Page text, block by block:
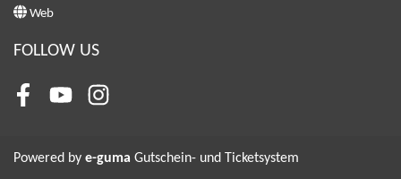
Web
FOLLOW US
FacebookYoutubeInstagram
Powered by e-guma Gutschein- und Ticketsystem